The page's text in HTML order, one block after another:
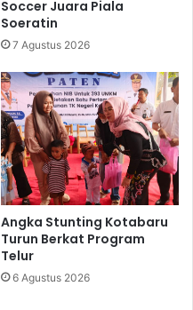
Soccer Juara Piala
Soeratin
7 Agustus 2026
Angka Stunting Kotabaru
Turun Berkat Program
Telur
6 Agustus 2026